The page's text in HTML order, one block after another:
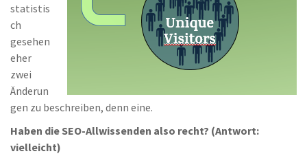
statistis
ch
gesehen
eher
zwei
Änderun
gen zu beschreiben, denn eine.
Haben die SEO-Allwissenden also recht? (Antwort:
vielleicht)